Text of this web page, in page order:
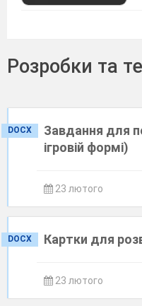
Розробки та
DOCX
Завдання для
ігровій формі)
23 лютого
DOCX Картки для
23 лютого